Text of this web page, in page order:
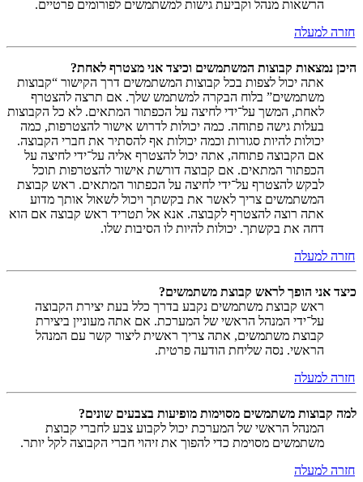
הרשאות מנהל וקביעת גישות למשתמשים לפורומים פרטיים.
חזרה למעלה
היכן נמצאות קבוצות המשתמשים וכיצד אני מצטרף לאחת?
אתה יכול לצפות בכל קבוצות המשתמשים דרך הקישור “קבוצות
משתמשים” בלוח הבקרה למשתמש שלך. אם תרצה להצטרף
לאחת, המשך על־ידי לחיצה על הכפתור המתאים. לא כל הקבוצות
בעלות גישה פתוחה. כמה יכולות לדרוש אישור להצטרפות, כמה
יכולות להיות סגורות וכמה יכולות אף להסתיר את חברי הקבוצה.
אם הקבוצה פתוחה, אתה יכול להצטרף אליה על־ידי לחיצה על
הכפתור המתאים. אם קבוצה דורשת אישור להצטרפות תוכל
לבקש להצטרף על־ידי לחיצה על הכפתור המתאים. ראש קבוצת
המשתמשים צריך לאשר את בקשתך ויכול לשאול אותך מדוע
אתה רוצה להצטרף לקבוצה. אנא אל תטריד ראש קבוצה אם הוא
דחה את בקשתך. יכולות להיות לו הסיבות שלו.
חזרה למעלה
כיצד אני הופך לראש קבוצת משתמשים?
ראש קבוצת משתמשים נקבע בדרך כלל בעת יצירת הקבוצה
על־ידי המנהל הראשי של המערכת. אם אתה מעוניין ביצירת
קבוצת משתמשים, אתה צריך ראשית ליצור קשר עם המנהל
הראשי. נסה שליחת הודעה פרטית.
חזרה למעלה
למה קבוצות משתמשים מסוימות מופיעות בצבעים שונים?
המנהל הראשי של המערכת יכול לקבוע צבע לחברי קבוצת
משתמשים מסוימת כדי להפוך את זיהוי חברי הקבוצה לקל יותר.
חזרה למעלה